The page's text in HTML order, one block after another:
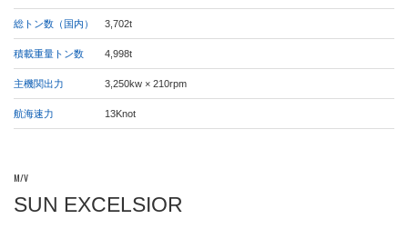
総トン数（国内） 3,702t
積載重量トン数 4,998t
主機関出力 3,250kw × 210rpm
航海速力 13Knot
M/V
SUN EXCELSIOR